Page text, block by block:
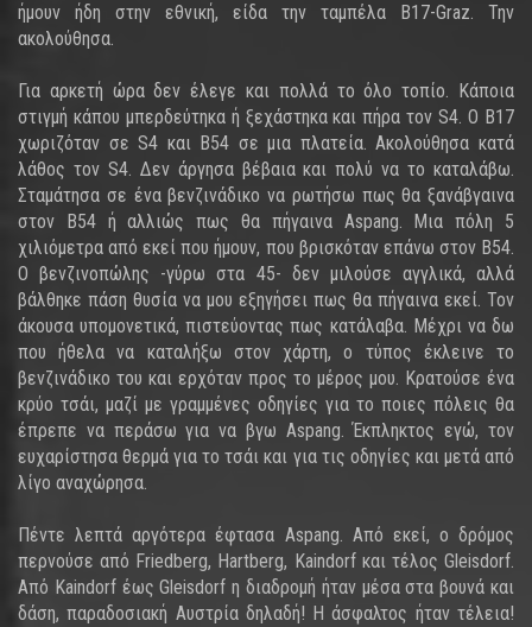
ήμουν ήδη στην εθνική, είδα την ταμπέλα B17-Graz. Την
ακολούθησα.
Για αρκετή ώρα δεν έλεγε και πολλά το όλο τοπίο. Κάποια
στιγμή κάπου μπερδεύτηκα ή ξεχάστηκα και πήρα τον S4. Ο B17
χωριζόταν σε S4 και B54 σε μια πλατεία. Ακολούθησα κατά
λάθος τον S4. Δεν άργησα βέβαια και πολύ να το καταλάβω.
Σταμάτησα σε ένα βενζινάδικο να ρωτήσω πως θα ξανάβγαινα
στον B54 ή αλλιώς πως θα πήγαινα Aspang. Μια πόλη 5
χιλιόμετρα από εκεί που ήμουν, που βρισκόταν επάνω στον B54.
Ο βενζινοπώλης -γύρω στα 45- δεν μιλούσε αγγλικά, αλλά
βάλθηκε πάση θυσία να μου εξηγήσει πως θα πήγαινα εκεί. Τον
άκουσα υπομονετικά, πιστεύοντας πως κατάλαβα. Μέχρι να δω
που ήθελα να καταλήξω στον χάρτη, ο τύπος έκλεινε το
βενζινάδικο του και ερχόταν προς το μέρος μου. Κρατούσε ένα
κρύο τσάι, μαζί με γραμμένες οδηγίες για το ποιες πόλεις θα
έπρεπε να περάσω για να βγω Aspang. Έκπληκτος εγώ, τον
ευχαρίστησα θερμά για το τσάι και για τις οδηγίες και μετά από
λίγο αναχώρησα.
Πέντε λεπτά αργότερα έφτασα Aspang. Από εκεί, ο δρόμος
περνούσε από Friedberg, Hartberg, Kaindorf και τέλος Gleisdorf.
Από Kaindorf έως Gleisdorf η διαδρομή ήταν μέσα στα βουνά και
δάση, παραδοσιακή Αυστρία δηλαδή! Η άσφαλτος ήταν τέλεια!